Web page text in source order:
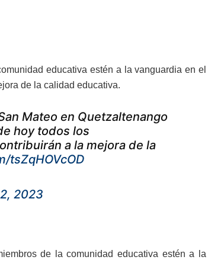
educativa estén a la vanguardia en el
de la calidad educativa.
Mateo en Quetzaltenango
hoy todos los
a la mejora de la
tsZqHOVcOD
2023
de la comunidad educativa estén a la